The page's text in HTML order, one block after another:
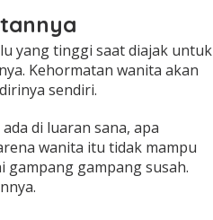
yang tinggi saat diajak untuk
Kehormatan wanita akan
sendiri.
di luaran sana, apa
wanita itu tidak mampu
gampang susah.